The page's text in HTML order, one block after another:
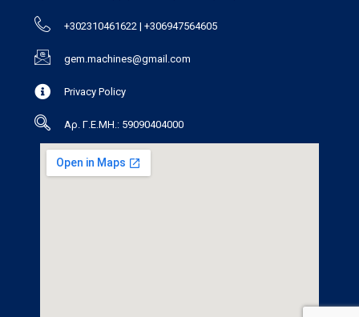
+302310461622 | +306947564605
gem.machines@gmail.com
Privacy Policy
Αρ. Γ.Ε.ΜΗ.: 59090404000